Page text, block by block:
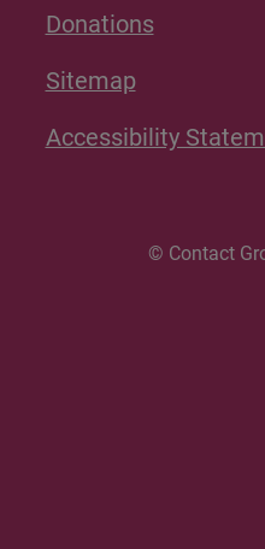
Donations
Sitemap
Accessibility
© Contact